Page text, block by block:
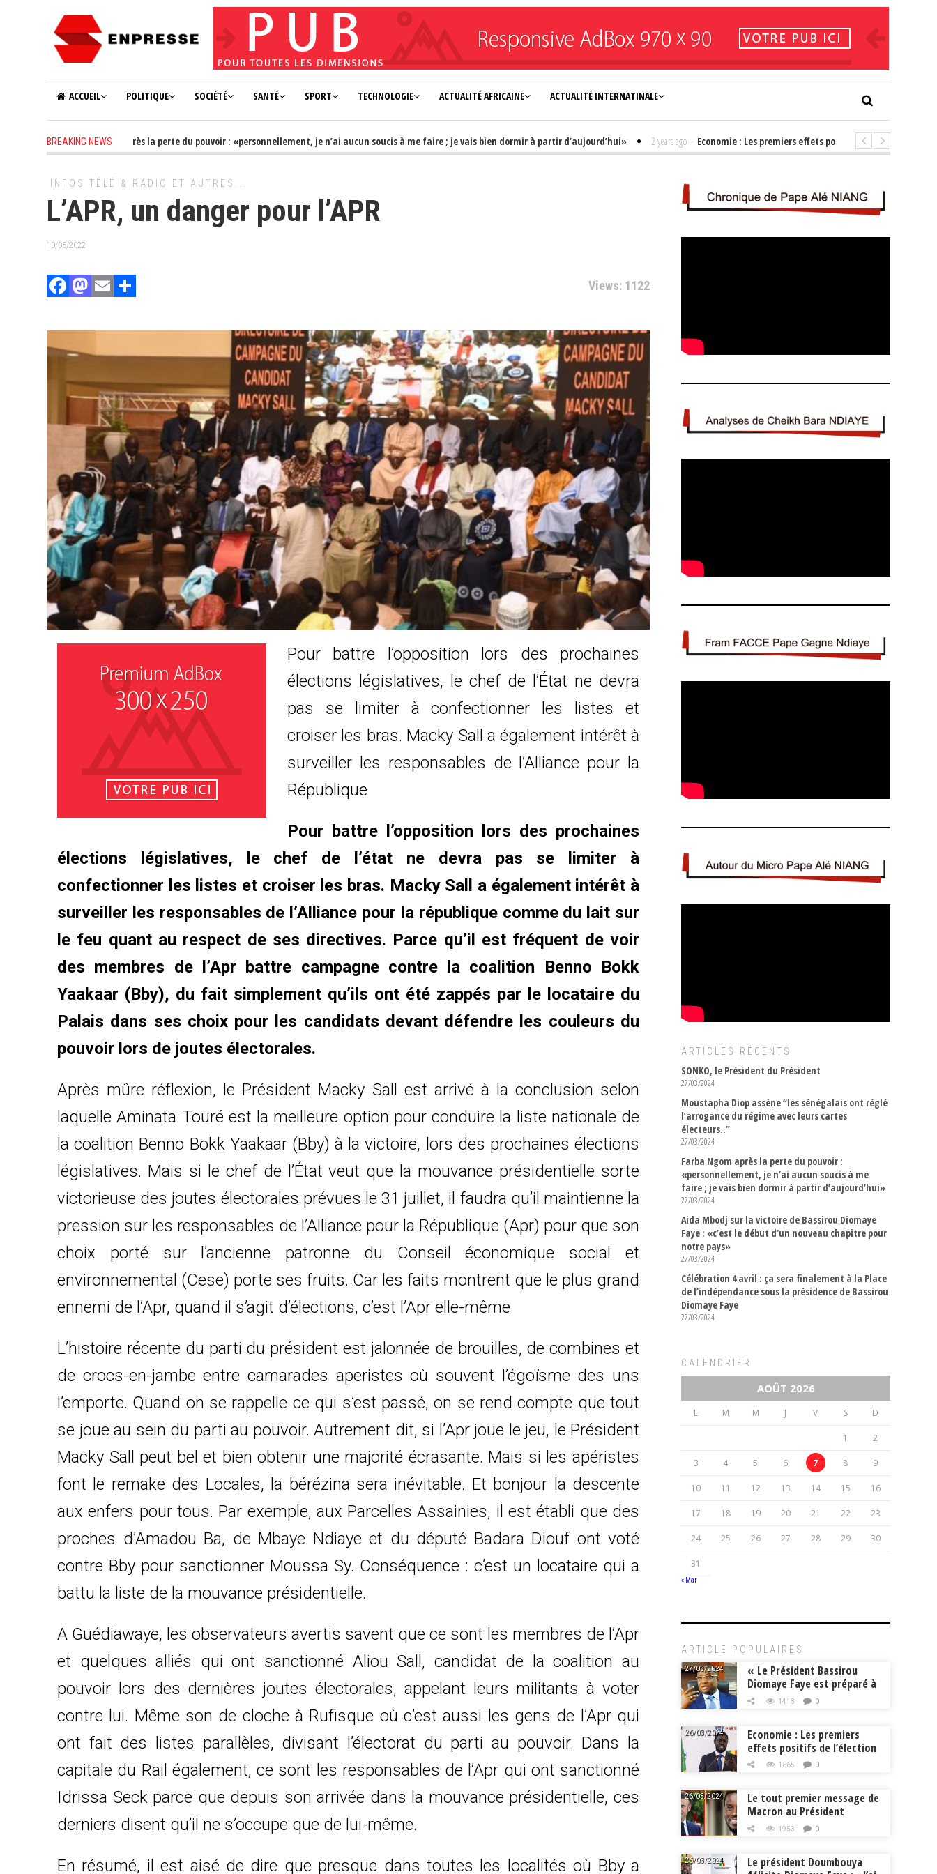
ACCUEIL POLITIQUE SOCIÉTÉ SANTÉ SPORT TECHNOLOGIE ACTUALITÉ AFRICAINE ACTUALITÉ INTERNATINALE
BREAKING NEWS
Farba Ngom après la perte du pouvoir : «personnellement, je n’ai aucun soucis à me faire ; je vais bien dormir à partir d’aujourd’hui» 2 years ago - Economie : Les premiers effets positifs de l'élection de
INFOS TÉLÉ & RADIO ET AUTRES...
L’APR, un danger pour l’APR
10/05/2022
Views: 1122
Facebook
Mastodon
Email
Pour battre l’opposition lors des prochaines
élections législatives, le chef de l’État ne devra
pas se limiter à confectionner les listes et
croiser les bras. Macky Sall a également intérêt à
surveiller les responsables de l’Alliance pour la
République
Pour battre l’opposition lors des prochaines
élections législatives, le chef de l’état ne devra pas se limiter à
confectionner les listes et croiser les bras. Macky Sall a également intérêt à
surveiller les responsables de l’Alliance pour la république comme du lait sur
le feu quant au respect de ses directives. Parce qu’il est fréquent de voir
des membres de l’Apr battre campagne contre la coalition Benno Bokk
Yaakaar (Bby), du fait simplement qu’ils ont été zappés par le locataire du
Palais dans ses choix pour les candidats devant défendre les couleurs du
pouvoir lors de joutes électorales.
Après mûre réflexion, le Président Macky Sall est arrivé à la conclusion selon
laquelle Aminata Touré est la meilleure option pour conduire la liste nationale de
la coalition Benno Bokk Yaakaar (Bby) à la victoire, lors des prochaines élections
législatives. Mais si le chef de l’État veut que la mouvance présidentielle sorte
victorieuse des joutes électorales prévues le 31 juillet, il faudra qu’il maintienne la
pression sur les responsables de l’Alliance pour la République (Apr) pour que son
choix porté sur l’ancienne patronne du Conseil économique social et
environnemental (Cese) porte ses fruits. Car les faits montrent que le plus grand
ennemi de l’Apr, quand il s’agit d’élections, c’est l’Apr elle-même.
L’histoire récente du parti du président est jalonnée de brouilles, de combines et
de crocs-en-jambe entre camarades aperistes où souvent l’égoïsme des uns
l’emporte. Quand on se rappelle ce qui s’est passé, on se rend compte que tout
se joue au sein du parti au pouvoir. Autrement dit, si l’Apr joue le jeu, le Président
Macky Sall peut bel et bien obtenir une majorité écrasante. Mais si les apéristes
font le remake des Locales, la bérézina sera inévitable. Et bonjour la descente
aux enfers pour tous. Par exemple, aux Parcelles Assainies, il est établi que des
proches d’Amadou Ba, de Mbaye Ndiaye et du député Badara Diouf ont voté
contre Bby pour sanctionner Moussa Sy. Conséquence : c’est un locataire qui a
battu la liste de la mouvance présidentielle.
A Guédiawaye, les observateurs avertis savent que ce sont les membres de l’Apr
et quelques alliés qui ont sanctionné Aliou Sall, candidat de la coalition au
pouvoir lors des dernières joutes électorales, appelant leurs militants à voter
contre lui. Même son de cloche à Rufisque où c’est aussi les gens de l’Apr qui
ont fait des listes parallèles, divisant l’électorat du parti au pouvoir. Dans la
capitale du Rail également, ce sont les responsables de l’Apr qui ont sanctionné
Idrissa Seck parce que depuis son arrivée dans la mouvance présidentielle, ces
derniers disent qu’il ne s’occupe que de lui-même.
En résumé, il est aisé de dire que presque dans toutes les localités où Bby a
ARTICLES RÉCENTS
SONKO, le Président du Président
27/03/2024
Moustapha Diop assène “les sénégalais ont réglé
l’arrogance du régime avec leurs cartes
électeurs..”
27/03/2024
Farba Ngom après la perte du pouvoir :
«personnellement, je n’ai aucun soucis à me
faire ; je vais bien dormir à partir d’aujourd’hui»
27/03/2024
Aida Mbodj sur la victoire de Bassirou Diomaye
Faye : «c’est le début d’un nouveau chapitre pour
notre pays»
27/03/2024
Célébration 4 avril : ça sera finalement à la Place
de l’indépendance sous la présidence de Bassirou
Diomaye Faye
27/03/2024
CALENDRIER
AOÛT 2026
L M M J V S D
1 2
3 4 5 6 7 8 9
10 11 12 13 14 15 16
17 18 19 20 21 22 23
24 25 26 27 28 29 30
31
« Mar
ARTICLE POPULAIRES
27/03/2024
« Le Président Bassirou
Diomaye Faye est préparé à
la tâche », Mouhamadou
Makhtar Cissé, Min.
1418 0
26/03/2024
Economie : Les premiers
effets positifs de l’élection
de Bassirou Diomaye Faye
1665 0
26/03/2024
Le tout premier message de
Macron au Président
Diomaye Faye
1953 0
26/03/2024
Le président Doumbouya